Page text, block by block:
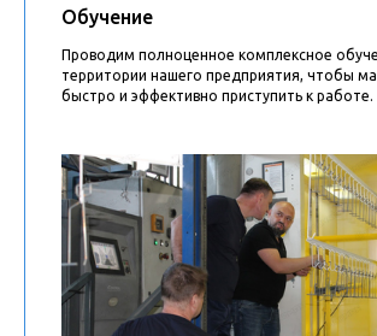
Обучение
Проводим полноценное комплексное
территории нашего предприятия, чтобы
быстро и эффективно приступить к работе.